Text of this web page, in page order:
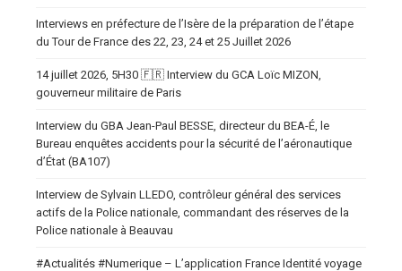
Interviews en préfecture de l’Isère de la préparation de l’étape
du Tour de France des 22, 23, 24 et 25 Juillet 2026
14 juillet 2026, 5H30 🇫🇷 Interview du GCA Loïc MIZON,
gouverneur militaire de Paris
Interview du GBA Jean-Paul BESSE, directeur du BEA-É, le
Bureau enquêtes accidents pour la sécurité de l’aéronautique
d’État (BA107)
Interview de Sylvain LLEDO, contrôleur général des services
actifs de la Police nationale, commandant des réserves de la
Police nationale à Beauvau
#Actualités #Numerique – L’application France Identité voyage